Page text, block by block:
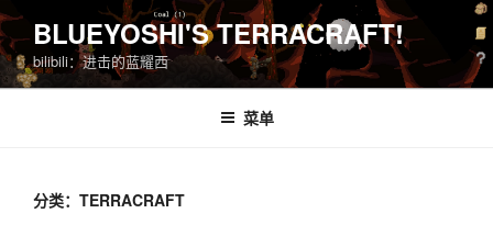
跳
至
内
容
BLUEYOSHI'S TERRACRAFT!
bilibili：进击的蓝耀西
菜单
分类：TERRACRAFT